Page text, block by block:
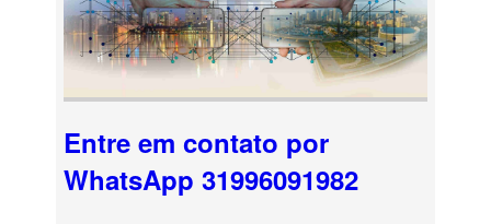
Entre em contato por
WhatsApp 31996091982